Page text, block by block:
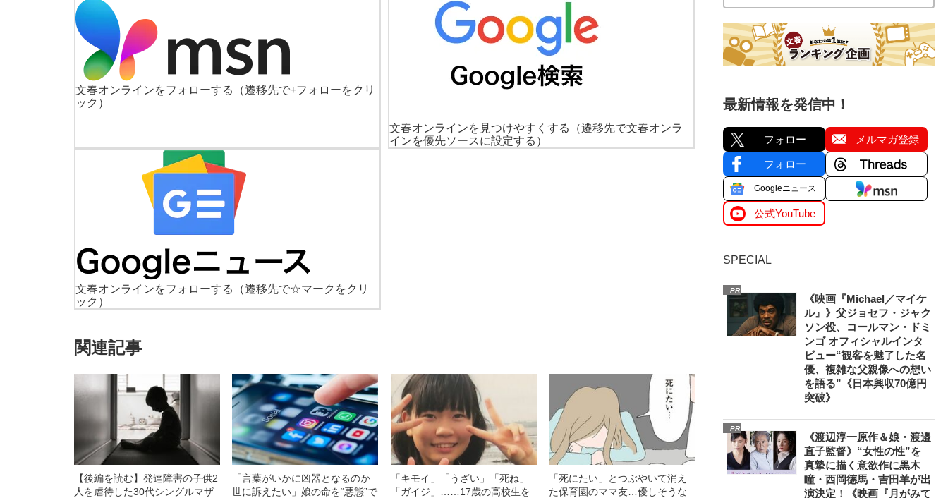
文春オンラインをフォローする
（遷移先で+フォローをクリ
ック）
文春オンラインを見つけやすくする
（遷移先で文春オンラ
インを優先ソースに設定する）
文春オンラインをフォローする
（遷移先で☆マークをクリ
ック）
関連記事
【後編を読む】発達障害の子供2
人を虐待した30代シングルマザ
「言葉がいかに凶器となるのか
世に訴えたい」娘の命を“悪態”で
「キモイ」「うざい」「死ね」
「ガイジ」……17歳の高校生を
「死にたい」とつぶやいて消え
た保育園のママ友…優しそうな
最新情報を発信中！
フォロー メルマガ登録
フォロー
Googleニュース
公式YouTube
SPECIAL
PR
《映画『Michael／マイケ
ル』》父ジョセフ・ジャク
ソン役、コールマン・ドミ
ンゴ オフィシャルインタ
ビュー“観客を魅了した名
優、複雑な父親像への想い
を語る”《日本興収70億円
突破》
PR
《渡辺淳一原作＆娘・渡邉
直子監督》“女性の性”を
真摯に描く意欲作に黒木
瞳・西岡德馬・吉田羊が出
演決定！《映画『月がみて